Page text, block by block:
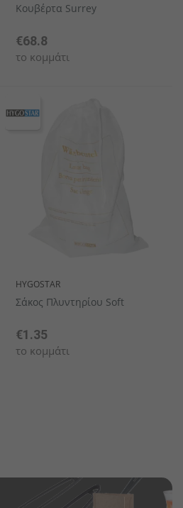
Κουβέρτα Surrey
€68.8
το κομμάτι
HYGOSTAR
Σάκος Πλυντηρίου Soft
€1.35
το κομμάτι